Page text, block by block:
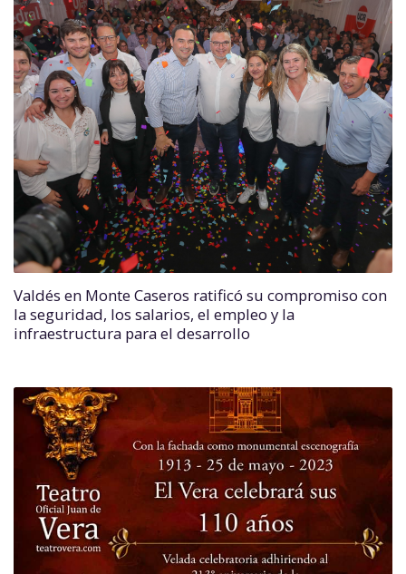
Valdés en Monte Caseros ratificó su compromiso con
la seguridad, los salarios, el empleo y la
infraestructura para el desarrollo